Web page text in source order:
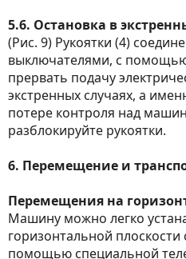
5.6. Остановка в
(Рис. 9) Рукоятки (4)
выключателями, с
прервать подачу
экстренных случаях, а
потере контроля над
разблокируйте рукоятки.
6. Перемещение и
Перемещения на
Машину можно легко
горизонтальной
помощью специальной